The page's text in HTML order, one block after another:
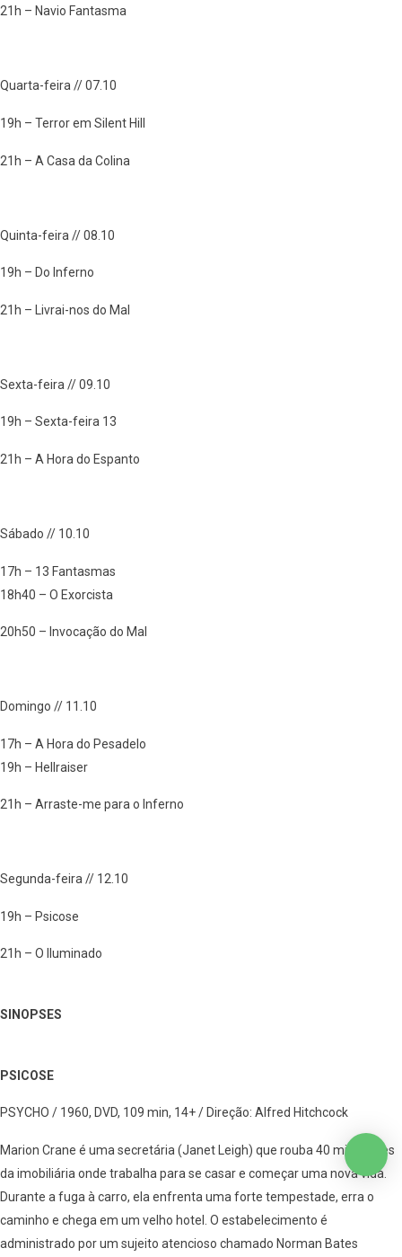
21h – Navio Fantasma
Quarta-feira // 07.10
19h – Terror em Silent Hill
21h – A Casa da Colina
Quinta-feira // 08.10
19h – Do Inferno
21h – Livrai-nos do Mal
Sexta-feira // 09.10
19h – Sexta-feira 13
21h – A Hora do Espanto
Sábado // 10.10
17h – 13 Fantasmas
18h40 – O Exorcista
20h50 – Invocação do Mal
Domingo // 11.10
17h – A Hora do Pesadelo
19h – Hellraiser
21h – Arraste-me para o Inferno
Segunda-feira // 12.10
19h – Psicose
21h – O Iluminado
SINOPSES
PSICOSE
PSYCHO / 1960, DVD, 109 min, 14+ / Direção: Alfred Hitchcock
Marion Crane é uma secretária (Janet Leigh) que rouba 40 mil dólares
da imobiliária onde trabalha para se casar e começar uma nova vida.
Durante a fuga à carro, ela enfrenta uma forte tempestade, erra o
caminho e chega em um velho hotel. O estabelecimento é
administrado por um sujeito atencioso chamado Norman Bates